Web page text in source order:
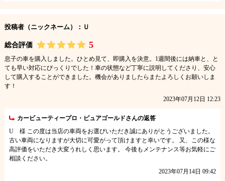
投稿者（ニックネーム）：Ｕ
総合評価 5
息子の車を購入しました。ひとめ見て、即購入を決意。1週間後には納車と、と
ても早い対応にびっくりでした！車の状態など丁寧に説明してくださり、安心
して購入することができました。機会がありましたらまたよろしくお願いしま
す！
2023年07月12日 12:23
カービューティープロ・ピュアゴールドさんの返答
U 様 この度は当店の車両をお選びいただき誠にありがとうございました。
古い車両になりますが大切に可愛がって頂けますと幸いです。 又、この様な
高評価をいただき大変うれしく思います。 今後もメンテナンス等お気軽にご
相談ください。
2023年07月14日 09:42